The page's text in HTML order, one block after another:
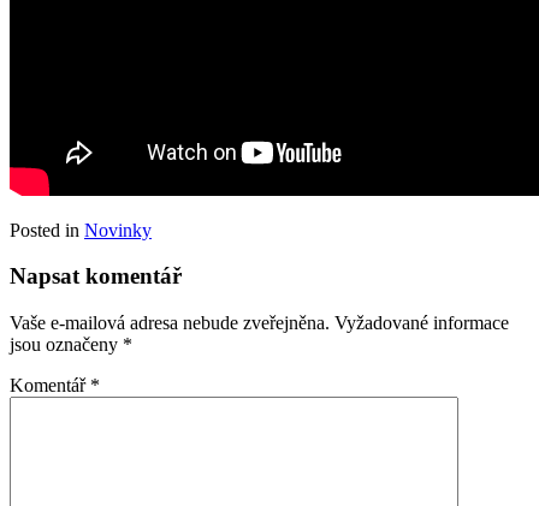
Posted in Novinky
Napsat komentář
Vaše e-mailová adresa nebude zveřejněna. Vyžadované informace
jsou označeny *
Komentář *